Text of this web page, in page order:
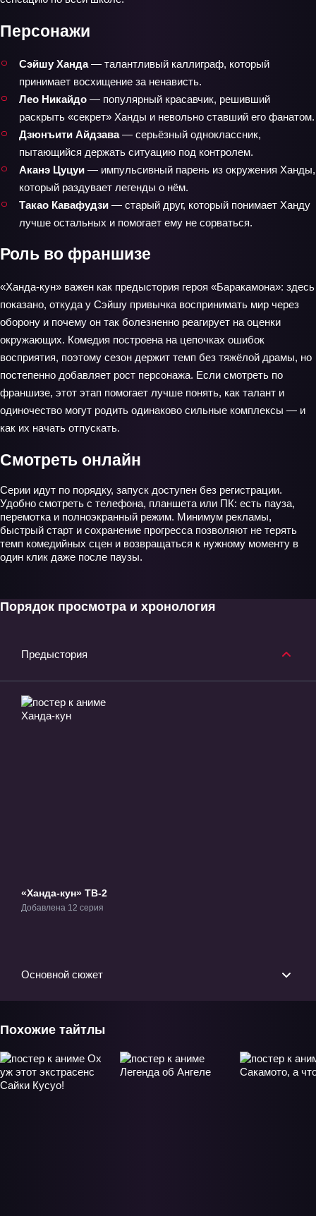
Персонажи
Сэйшу Ханда— талантливый каллиграф, который
принимает восхищение за ненависть.
Лео Никайдо — популярный красавчик, решивший
раскрыть «секрет» Ханды и невольно ставший его фанатом.
Дзюнъити Айдзава— серьёзный одноклассник,
пытающийся держать ситуацию под контролем.
Аканэ Цуцуи — импульсивный парень из окружения Ханды,
который раздувает легенды о нём.
Такао Кавафудзи — старый друг, который понимает Ханду
лучше остальных и помогает ему не сорваться.
Роль во франшизе
«Ханда-кун» важен как предыстория героя «Баракамона»: здесь
показано, откуда у Сэйшу привычка воспринимать мир через
оборону и почему он так болезненно реагирует на оценки
окружающих. Комедия построена на цепочках ошибок
восприятия, поэтому сезон держит темп без тяжёлой драмы, но
постепенно добавляет рост персонажа. Если смотреть по
франшизе, этот этап помогает лучше понять, как талант и
одиночество могут родить одинаково сильные комплексы — и
как их начать отпускать.
Смотреть онлайн
Серии идут по порядку, запуск доступен без регистрации.
Удобно смотреть с телефона, планшета или ПК: есть пауза,
перемотка и полноэкранный режим. Минимум рекламы,
быстрый старт и сохранение прогресса позволяют не терять
темп комедийных сцен и возвращаться к нужному моменту в
один клик даже после паузы.
Порядок просмотра и хронология
Предыстория
«Ханда-кун» ТВ-2
Добавлена 12 серия
Основной сюжет
Похожие тайтлы